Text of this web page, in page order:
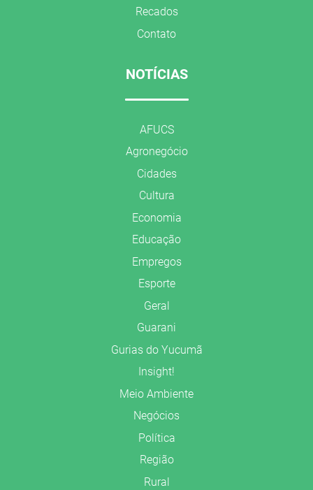
Recados
Contato
NOTÍCIAS
AFUCS
Agronegócio
Cidades
Cultura
Economia
Educação
Empregos
Esporte
Geral
Guarani
Gurias do Yucumã
Insight!
Meio Ambiente
Negócios
Política
Região
Rural